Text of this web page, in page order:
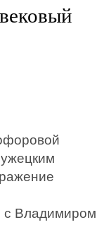
с Владимиром